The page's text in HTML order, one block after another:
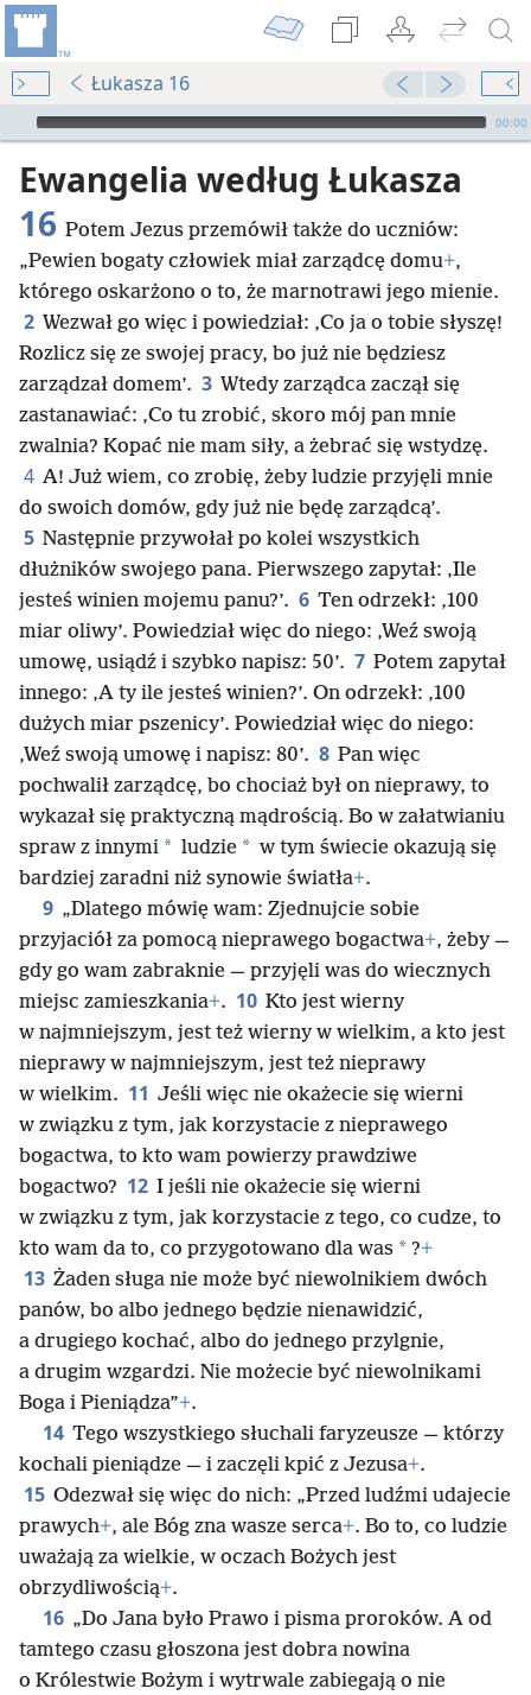
Łukasza 16
Audio Player
00:00
Ewangelia według Łukasza
16 Potem Jezus przemówił także do uczniów:
„Pewien bogaty człowiek miał zarządcę domu+,
którego oskarżono o to, że marnotrawi jego mienie.
2 Wezwał go więc i powiedział: ‚Co ja o tobie słyszę!
Rozlicz się ze swojej pracy, bo już nie będziesz
zarządzał domem’. 3 Wtedy zarządca zaczął się
zastanawiać: ‚Co tu zrobić, skoro mój pan mnie
zwalnia? Kopać nie mam siły, a żebrać się wstydzę.
4 A! Już wiem, co zrobię, żeby ludzie przyjęli mnie
do swoich domów, gdy już nie będę zarządcą’.
5 Następnie przywołał po kolei wszystkich
dłużników swojego pana. Pierwszego zapytał: ‚Ile
jesteś winien mojemu panu?’. 6 Ten odrzekł: ‚100
miar oliwy’. Powiedział więc do niego: ‚Weź swoją
umowę, usiądź i szybko napisz: 50’. 7 Potem zapytał
innego: ‚A ty ile jesteś winien?’. On odrzekł: ‚100
dużych miar pszenicy’. Powiedział więc do niego:
‚Weź swoją umowę i napisz: 80’. 8 Pan więc
pochwalił zarządcę, bo chociaż był on nieprawy, to
wykazał się praktyczną mądrością. Bo w załatwianiu
spraw z innymi * ludzie * w tym świecie okazują się
bardziej zaradni niż synowie światła+.
9 „Dlatego mówię wam: Zjednujcie sobie
przyjaciół za pomocą nieprawego bogactwa+, żeby —
gdy go wam zabraknie — przyjęli was do wiecznych
miejsc zamieszkania+. 10 Kto jest wierny
w najmniejszym, jest też wierny w wielkim, a kto jest
nieprawy w najmniejszym, jest też nieprawy
w wielkim. 11 Jeśli więc nie okażecie się wierni
w związku z tym, jak korzystacie z nieprawego
bogactwa, to kto wam powierzy prawdziwe
bogactwo? 12 I jeśli nie okażecie się wierni
w związku z tym, jak korzystacie z tego, co cudze, to
kto wam da to, co przygotowano dla was * ?+
13 Żaden sługa nie może być niewolnikiem dwóch
panów, bo albo jednego będzie nienawidzić,
a drugiego kochać, albo do jednego przylgnie,
a drugim wzgardzi. Nie możecie być niewolnikami
Boga i Pieniądza”+.
14 Tego wszystkiego słuchali faryzeusze — którzy
kochali pieniądze — i zaczęli kpić z Jezusa+.
15 Odezwał się więc do nich: „Przed ludźmi udajecie
prawych+, ale Bóg zna wasze serca+. Bo to, co ludzie
uważają za wielkie, w oczach Bożych jest
obrzydliwością+.
16 „Do Jana było Prawo i pisma proroków. A od
tamtego czasu głoszona jest dobra nowina
o Królestwie Bożym i wytrwale zabiegają o nie